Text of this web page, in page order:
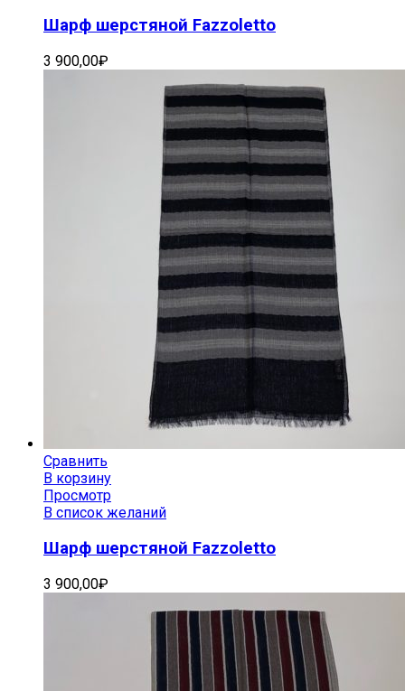
Шарф шерстяной Fazzoletto
3 900,00₽
Сравнить
В корзину
Просмотр
В список желаний
Шарф шерстяной Fazzoletto
3 900,00₽